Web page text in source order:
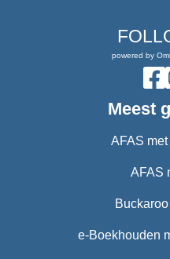
powered by
Meest
AFAS
AFAS
e-Boekhouden